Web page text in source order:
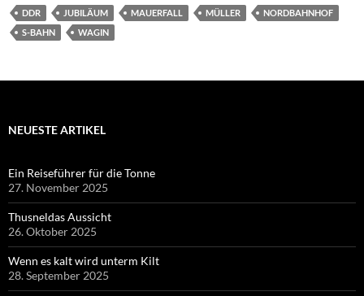
DDR JUBILÄUM MAUERFALL MÜLLER
NORDBAHNHOF
S-BAHN
WAGIN
NEUESTE ARTIKEL
Ein Reiseführer für die Tonne
27. November 2025
Thusneldas Aussicht
26. Oktober 2025
Wenn es kalt wird unterm Kilt
28. September 2025